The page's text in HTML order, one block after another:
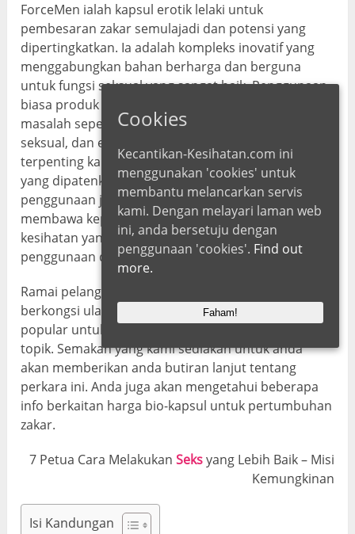
ForceMen ialah kapsul erotik lelaki untuk
pembesaran zakar semulajadi dan potensi yang
dipertingkatkan. Ia adalah kompleks inovatif yang
menggabungkan bahan berharga dan berguna
untuk fungsi seksual yang sangat baik. Penggunaan
biasa produk ForceMen juga menghapuskan
masalah seperti ejakulasi pramatang, kurang selera
seksual, dan ereksi yang lemah. Mungkin ciri
terpenting kapsul ForceMen ialah kandungannya
yang dipatenkan dan 100% semulajadi. Ini bermakna
penggunaan jangka panjang produk tidak
membawa kepada kesan sampingan atau aduan
kesihatan yang berkaitan. Hanya ikuti arahan
penggunaan dengan teliti.
Ramai pelanggan dari Malaysia menulis dan
berkongsi ulasan tentang ForceMen di forum web
popular untuk perbincangan mengenai pelbagai
topik. Semakan yang kami sediakan untuk anda
akan memberikan anda butiran lanjut tentang
perkara ini. Anda juga akan mengetahui beberapa
info berkaitan harga bio-kapsul untuk pertumbuhan
zakar.
7 Petua Cara Melakukan Seksyang Lebih Baik – Misi
Kemungkinan
Isi Kandungan
Cookies
Kecantikan-Kesihatan.com ini
menggunakan 'cookies' untuk
membantu melancarkan servis
kami. Dengan melayari laman web
ini, anda bersetuju dengan
penggunaan 'cookies'. Find out
more.
Faham!